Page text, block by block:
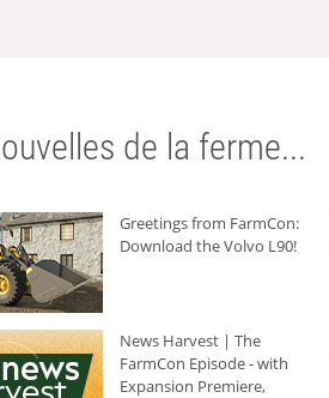
de la ferme...
Greetings from FarmCon:
Download the Volvo L90!
News Harvest | The
FarmCon Episode - with
Expansion Premiere,